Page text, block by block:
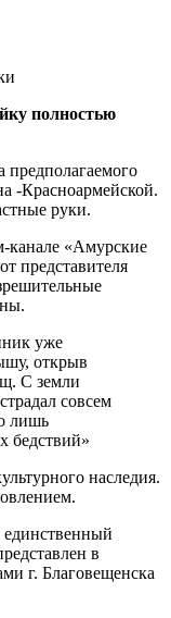
полностью
предполагаемого
-Красноармейской.
руки.
канале «Амурские
представителя
уже
открыв
С земли
совсем
лишь
бедствий»
наследия.
в
г. Благовещенска